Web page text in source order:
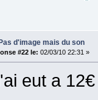
d'image mais du son
#22 le: 02/03/10 22:31 »
eut a